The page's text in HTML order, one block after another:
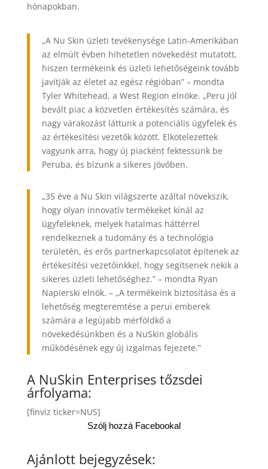
hónapokban.
„A Nu Skin üzleti tevékenysége Latin-Amerikában
az elmúlt évben hihetetlen növekedést mutatott,
hiszen termékeink és üzleti lehetőségeink tovább
javítják az életet az egész régióban” – mondta
Tyler Whitehead, a West Region elnöke. „Peru jól
bevált piac a közvetlen értékesítés számára, és
nagy várakozást láttunk a potenciális ügyfelek és
az értékesítési vezetők között. Elkötelezettek
vagyunk arra, hogy új piacként fektessünk be
Peruba, és bízunk a sikeres jövőben.
„35 éve a Nu Skin világszerte azáltal növekszik,
hogy olyan innovatív termékeket kínál az
ügyfeleknek, melyek hatalmas háttérrel
rendelkeznek a tudomány és a technológia
területén, és erős partnerkapcsolatot építenek az
értékesítési vezetőinkkel, hogy segítsenek nekik a
sikeres üzleti lehetőséghez.” – mondta Ryan
Napierski elnök. – „A termékeink biztosítása és a
lehetőség megteremtése a perui emberek
számára a legújabb mérföldkő a
növekedésünkben és a NuSkin globális
működésének egy új izgalmas fejezete.”
A NuSkin Enterprises tőzsdei
árfolyama:
[finviz ticker=NUS]
Szólj hozzá Facebookal
Ajánlott bejegyzések: